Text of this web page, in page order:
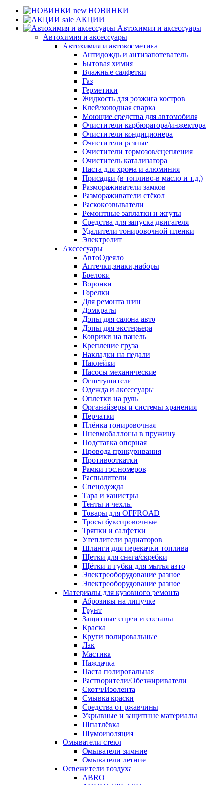
new НОВИНКИ
sale АКЦИИ
Автохимия и аксессуары
Автохимия и аксессуары
Автохимия и автокосметика
Антидождь и антизапотеватель
Бытовая химия
Влажные салфетки
Газ
Герметики
Жидкость для розжига костров
Клей/холодная сварка
Моющие средства для автомобиля
Очистители карбюратора/инжектора
Очистители кондиционера
Очистители разные
Очистители тормозов/сцепления
Очиститель катализатора
Паста для хрома и алюминия
Присадки (в топливо-в масло и т.д.)
Размораживатели замков
Размораживатели стёкол
Раскоксовыватели
Ремонтные заплатки и жгуты
Средства для запуска двигателя
Удалители тонировочной пленки
Электролит
Акссесуары
АвтоОдеяло
Аптечки,знаки,наборы
Брелоки
Воронки
Горелки
Для ремонта шин
Домкраты
Допы для салона авто
Допы для экстерьера
Коврики на панель
Крепление груза
Накладки на педали
Наклейки
Насосы механические
Огнетушители
Одежда и аксессуары
Оплетки на руль
Органайзеры и системы хранения
Перчатки
Плёнка тонировочная
Пневмобаллоны в пружину
Подставка опорная
Провода прикуривания
Противооткатки
Рамки гос.номеров
Распылители
Спецодежда
Тара и канистры
Тенты и чехлы
Товары для OFFROAD
Тросы буксировочные
Тряпки и салфетки
Утеплители радиаторов
Шланги для перекачки топлива
Щетки для снега/скребки
Щётки и губки для мытья авто
Электрооборудование разное
Электрооборудование разное
Материалы для кузовного ремонта
Аброзивы на липучке
Грунт
Защитные спреи и составы
Краска
Круги полировальные
Лак
Мастика
Наждачка
Паста полировальная
Растворители/Обезжириватели
Скотч/Изолента
Смывка краски
Средства от ржавчины
Укрывные и защитные материалы
Шпатлёвка
Шумоизоляция
Омыватели стекл
Омыватели зимние
Омыватели летние
Освежители воздуха
ABRO